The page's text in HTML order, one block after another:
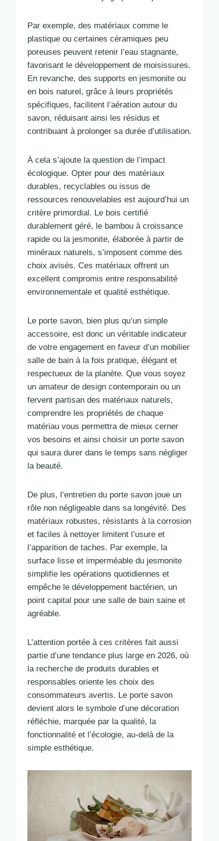
Par exemple, des matériaux comme le
plastique ou certaines céramiques peu
poreuses peuvent retenir l’eau stagnante,
favorisant le développement de moisissures.
En revanche, des supports en jesmonite ou
en bois naturel, grâce à leurs propriétés
spécifiques, facilitent l’aération autour du
savon, réduisant ainsi les résidus et
contribuant à prolonger sa durée d’utilisation.
À cela s’ajoute la question de l’impact
écologique. Opter pour des matériaux
durables, recyclables ou issus de
ressources renouvelables est aujourd’hui un
critère primordial. Le bois certifié
durablement géré, le bambou à croissance
rapide ou la jesmonite, élaborée à partir de
minéraux naturels, s’imposent comme des
choix avisés. Ces matériaux offrent un
excellent compromis entre responsabilité
environnementale et qualité esthétique.
Le porte savon, bien plus qu’un simple
accessoire, est donc un véritable indicateur
de votre engagement en faveur d’un mobilier
salle de bain à la fois pratique, élégant et
respectueux de la planète. Que vous soyez
un amateur de design contemporain ou un
fervent partisan des matériaux naturels,
comprendre les propriétés de chaque
matériau vous permettra de mieux cerner
vos besoins et ainsi choisir un porte savon
qui saura durer dans le temps sans négliger
la beauté.
De plus, l’entretien du porte savon joue un
rôle non négligeable dans sa longévité. Des
matériaux robustes, résistants à la corrosion
et faciles à nettoyer limitent l’usure et
l’apparition de taches. Par exemple, la
surface lisse et imperméable du jesmonite
simplifie les opérations quotidiennes et
empêche le développement bactérien, un
point capital pour une salle de bain saine et
agréable.
L’attention portée à ces critères fait aussi
partie d’une tendance plus large en 2026, où
la recherche de produits durables et
responsables oriente les choix des
consommateurs avertis. Le porte savon
devient alors le symbole d’une décoration
réfléchie, marquée par la qualité, la
fonctionnalité et l’écologie, au-delà de la
simple esthétique.